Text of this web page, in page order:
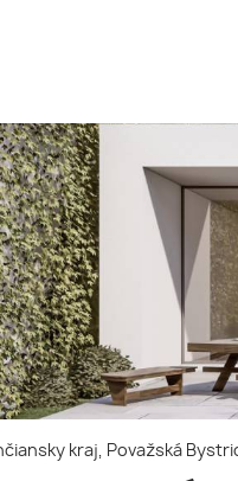
kraj, Považská